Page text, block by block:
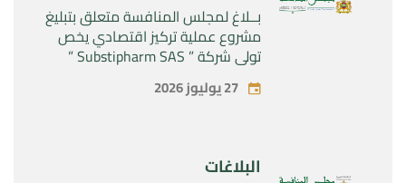
بــلاغ لمجلس المنافسة متعلق بتبليغ
مشروع عملية تركيز اقتصادي يخص
تولي شركة ” Substipharm SAS ”
المراقبة الحصرية للأصول والحقوق
المتعلقة بالمنتجين الصيدلانيين”
27 يوليوز 2026
البلاغات